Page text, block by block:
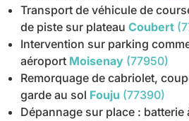
Transport de véhicule de
de piste sur plateau Coubert
Intervention sur parking
aéroport Moisenay (77950)
Remorquage de cabriolet,
garde au sol Fouju (77390)
Dépannage sur place : batterie